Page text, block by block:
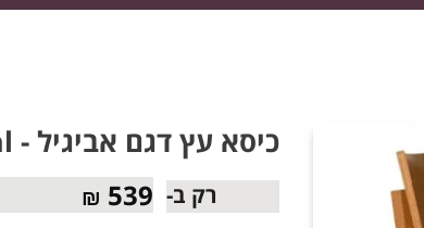
כיסא עץ דגם אביגיל - Avigal
רק ב- 539
₪